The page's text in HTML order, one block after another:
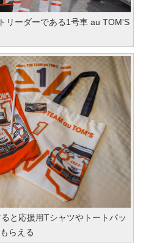
リーダーである1号車 au TOM'S
と応援用Tシャツやトートバッ
らえる